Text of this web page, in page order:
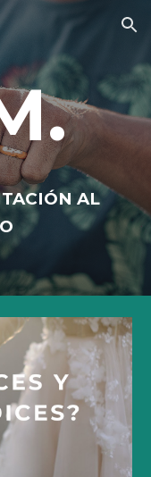
Skip to navigation
AL